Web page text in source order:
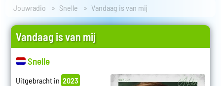
Jouwradio Snelle Vandaag is van mij
Vandaag is van mij
Snelle
Uitgebracht in 2023